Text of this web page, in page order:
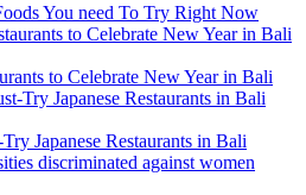
You need To Try Right Now
to Celebrate New Year in Bali
Japanese Restaurants in Bali